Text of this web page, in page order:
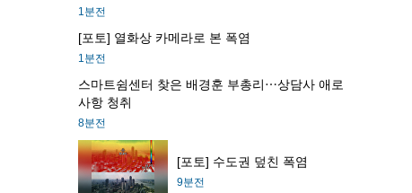
1분전
[포토] 열화상 카메라로 본 폭염
1분전
스마트쉼센터 찾은 배경훈 부총리⋯상담사 애로
사항 청취
8분전
[포토] 수도권 덮친 폭염
9분전